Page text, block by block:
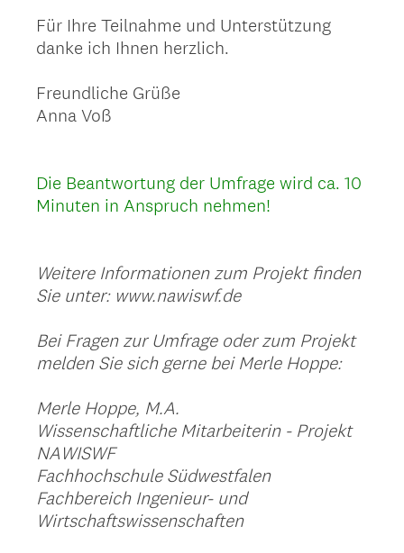
Für Ihre Teilnahme und Unterstützung
danke ich Ihnen herzlich.
Freundliche Grüße
Anna Voß
Die Beantwortung der Umfrage wird ca. 10
Minuten in Anspruch nehmen!
Weitere Informationen zum Projekt finden
Sie unter: www.nawiswf.de
Bei Fragen zur Umfrage oder zum Projekt
melden Sie sich gerne bei Merle Hoppe:
Merle Hoppe, M.A.
Wissenschaftliche Mitarbeiterin - Projekt
NAWISWF
Fachhochschule Südwestfalen
Fachbereich Ingenieur- und
Wirtschaftswissenschaften